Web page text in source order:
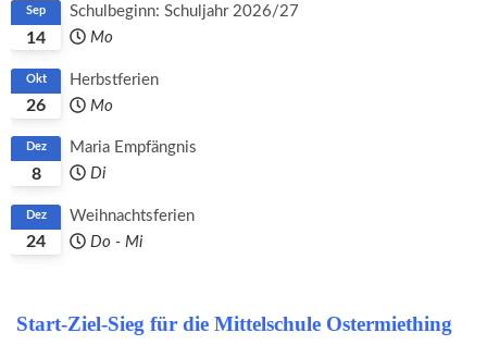
14
Sep
Schulbeginn: Schuljahr 2026/27
Mo
26
Okt
Herbstferien
Mo
8
Dez
Maria Empfängnis
Di
24
Dez
Weihnachtsferien
Do - Mi
Start-Ziel-Sieg für die Mittelschule Ostermiething